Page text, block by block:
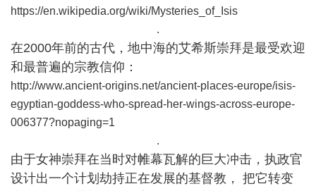
https://en.wikipedia.org/wiki/Mysteries_of_Isis
.
在2000年前的古代，地中海的艾希斯崇拜是最受欢迎
和最普遍的宗教信仰：
http://www.ancient-origins.net/ancient-places-europe/isis-
egyptian-goddess-who-spread-her-wings-across-europe-
006377?nopaging=1
.
由于女神崇拜在当时对帷幕瓦解的巨大冲击，执政官
设计出一个计划劫持正在发展的基督教， 把它转变